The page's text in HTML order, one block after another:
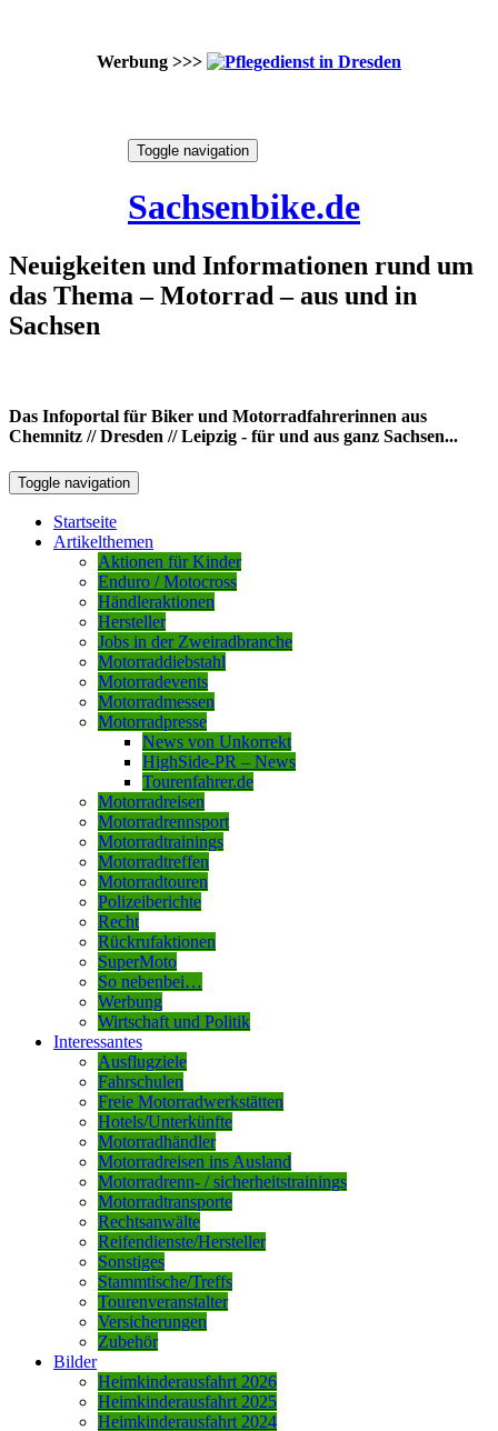
Werbung >>>
Toggle navigation
Sachsenbike.de
Neuigkeiten und Informationen rund um
das Thema – Motorrad – aus und in
Sachsen
Das Infoportal für Biker und Motorradfahrerinnen aus
Chemnitz // Dresden // Leipzig - für und aus ganz Sachsen...
Toggle navigation
Startseite
Artikelthemen
Aktionen für Kinder
Enduro / Motocross
Händleraktionen
Hersteller
Jobs in der Zweiradbranche
Motorraddiebstahl
Motorradevents
Motorradmessen
Motorradpresse
News von Unkorrekt
HighSide-PR – News
Tourenfahrer.de
Motorradreisen
Motorradrennsport
Motorradtrainings
Motorradtreffen
Motorradtouren
Polizeiberichte
Recht
Rückrufaktionen
SuperMoto
So nebenbei…
Werbung
Wirtschaft und Politik
Interessantes
Ausflugziele
Fahrschulen
Freie Motorradwerkstätten
Hotels/Unterkünfte
Motorradhändler
Motorradreisen ins Ausland
Motorradrenn- / sicherheitstrainings
Motorradtransporte
Rechtsanwälte
Reifendienste/Hersteller
Sonstiges
Stammtische/Treffs
Tourenveranstalter
Versicherungen
Zubehör
Bilder
Heimkinderausfahrt 2026
Heimkinderausfahrt 2025
Heimkinderausfahrt 2024